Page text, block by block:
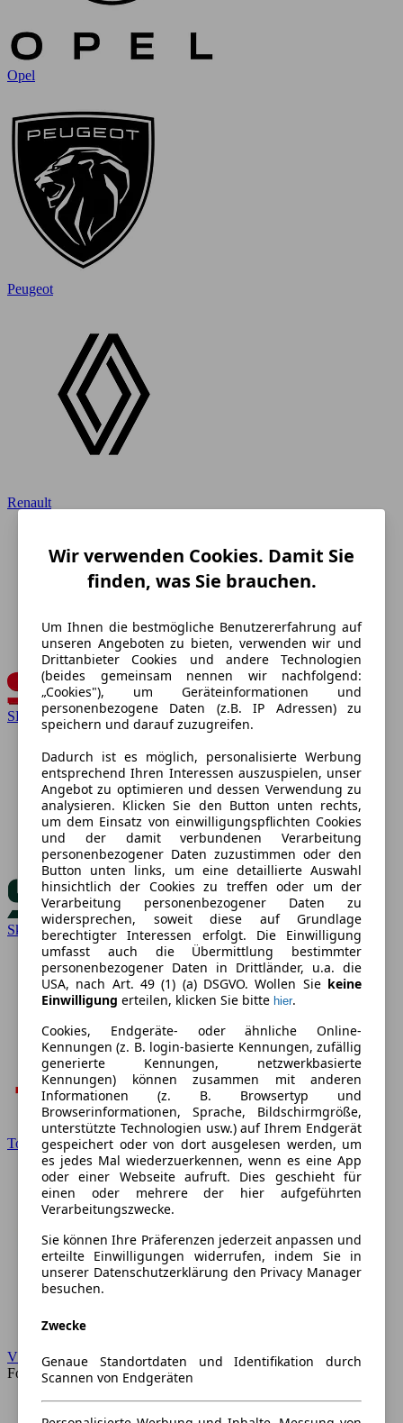
Opel
Peugeot
Renault
SEAT
Skoda
Toyota
VW
Forum
Wir verwenden Cookies. Damit Sie
finden, was Sie brauchen.
Um Ihnen die bestmögliche Benutzererfahrung auf
unseren Angeboten zu bieten, verwenden wir und
Drittanbieter Cookies und andere Technologien
(beides gemeinsam nennen wir nachfolgend:
„Cookies"), um Geräteinformationen und
personenbezogene Daten (z.B. IP Adressen) zu
speichern und darauf zuzugreifen.
Dadurch ist es möglich, personalisierte Werbung
entsprechend Ihren Interessen auszuspielen, unser
Angebot zu optimieren und dessen Verwendung zu
analysieren. Klicken Sie den Button unten rechts,
um dem Einsatz von einwilligungspflichten Cookies
und der damit verbundenen Verarbeitung
personenbezogener Daten zuzustimmen oder den
Button unten links, um eine detaillierte Auswahl
hinsichtlich der Cookies zu treffen oder um der
Verarbeitung personenbezogener Daten zu
widersprechen, soweit diese auf Grundlage
berechtigter Interessen erfolgt. Die Einwilligung
umfasst auch die Übermittlung bestimmter
personenbezogener Daten in Drittländer, u.a. die
USA, nach Art. 49 (1) (a) DSGVO. Wollen Sie keine
Einwilligung erteilen, klicken Sie bitte hier.
Cookies, Endgeräte- oder ähnliche Online-
Kennungen (z. B. login-basierte Kennungen, zufällig
generierte Kennungen, netzwerkbasierte
Kennungen) können zusammen mit anderen
Informationen (z. B. Browsertyp und
Browserinformationen, Sprache, Bildschirmgröße,
unterstützte Technologien usw.) auf Ihrem Endgerät
gespeichert oder von dort ausgelesen werden, um
es jedes Mal wiederzuerkennen, wenn es eine App
oder einer Webseite aufruft. Dies geschieht für
einen oder mehrere der hier aufgeführten
Verarbeitungszwecke.
Sie können Ihre Präferenzen jederzeit anpassen und
erteilte Einwilligungen widerrufen, indem Sie in
unserer Datenschutzerklärung den Privacy Manager
besuchen.
Zwecke
Genaue Standortdaten und Identifikation durch
Scannen von Endgeräten